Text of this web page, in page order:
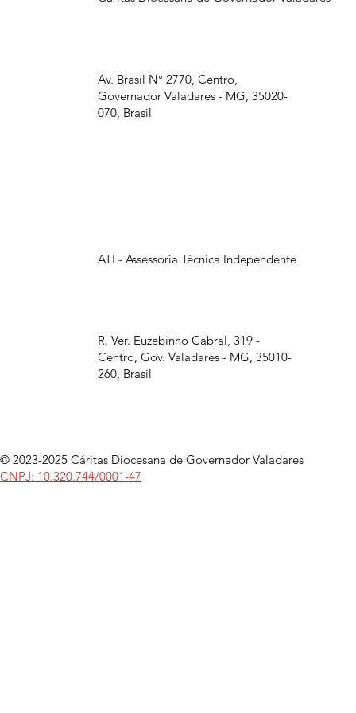
© 2023-2025 Cáritas Diocesana de Governador Valadares
CNPJ: 10.320.744/0001-47
Av. Brasil N° 2770, Centro,
Governador Valadares - MG, 35020-
070, Brasil
ATI - Assessoria Técnica Independente
R. Ver. Euzebinho Cabral, 319 -
Centro, Gov. Valadares - MG, 35010-
260, Brasil